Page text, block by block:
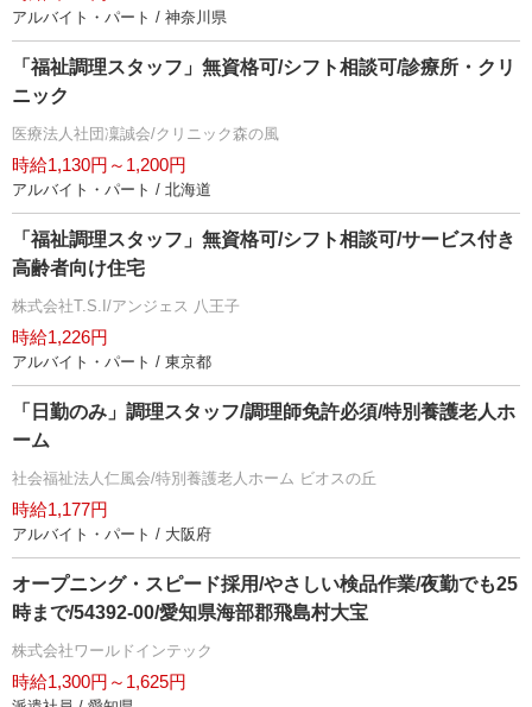
アルバイト・パート / 神奈川県
「福祉調理スタッフ」無資格可/シフト相談可/診療所・クリ
ニック
医療法人社団凜誠会/クリニック森の風
時給1,130円～1,200円
アルバイト・パート / 北海道
「福祉調理スタッフ」無資格可/シフト相談可/サービス付き
高齢者向け住宅
株式会社T.S.I/アンジェス 八王子
時給1,226円
アルバイト・パート / 東京都
「日勤のみ」調理スタッフ/調理師免許必須/特別養護老人ホ
ーム
社会福祉法人仁風会/特別養護老人ホーム ビオスの丘
時給1,177円
アルバイト・パート / 大阪府
オープニング・スピード採用/やさしい検品作業/夜勤でも25
時まで/54392-00/愛知県海部郡飛島村大宝
株式会社ワールドインテック
時給1,300円～1,625円